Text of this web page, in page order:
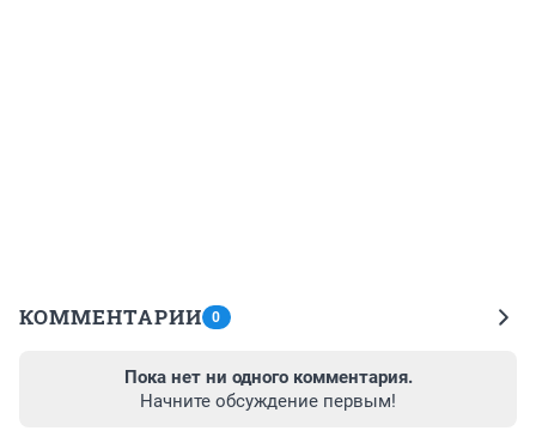
КОММЕНТАРИИ 0
Пока нет ни одного комментария.
Начните обсуждение первым!